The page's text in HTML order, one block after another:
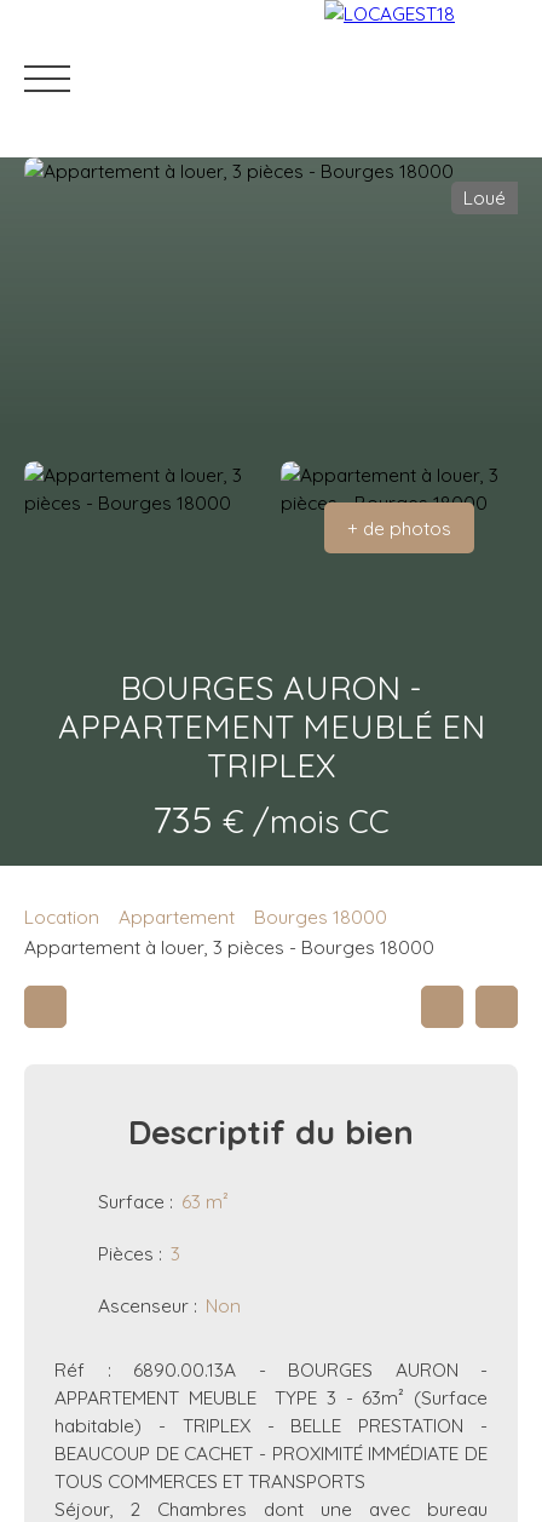
Loué
+ de photos
BOURGES AURON -
APPARTEMENT MEUBLÉ EN
TRIPLEX
735 € /mois CC
Location Appartement
Bourges 18000
Appartement à louer, 3 pièces - Bourges 18000
Descriptif du bien
Surface : 63 m²
Pièces : 3
Ascenseur : Non
Réf : 6890.00.13A - BOURGES AURON -
APPARTEMENT MEUBLE TYPE 3 - 63m² (Surface
habitable) - TRIPLEX - BELLE PRESTATION -
BEAUCOUP DE CACHET - PROXIMITÉ IMMÉDIATE DE
TOUS COMMERCES ET TRANSPORTS
Séjour, 2 Chambres dont une avec bureau